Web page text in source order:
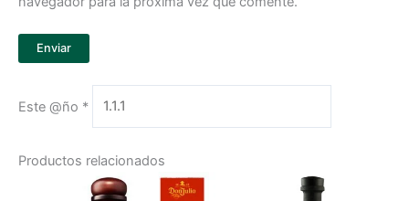
Este @ño *
Productos relacionados